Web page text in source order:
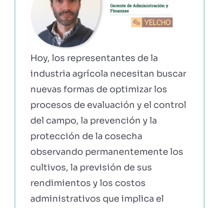
TESTIMONIOS
PRECIOS
PARTNERS
COMUNIDAD AGRI
EBOOKS Y RECURSOS
PRUÉBALO GRATIS
Hoy, los representantes de la
industria agrícola necesitan buscar
nuevas formas de optimizar los
procesos de evaluación y el control
del campo, la prevención y la
protección de la cosecha
observando permanentemente los
cultivos, la previsión de sus
rendimientos y los costos
administrativos que implica el